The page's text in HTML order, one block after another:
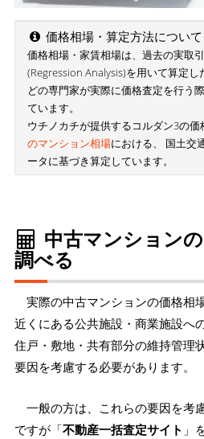
価格相場・算定方法について
価格相場・家賃相場は、過去の実取
(Regression Analysis)を用いて算定
どの専門家が実際に価格査定を行う
ています。
ウチノカチが提供するコルダン3の
のマンション相場における、 国土交
ータに基づき算定しています。
中古マンション
調べる
実際の中古マンションの価格相
近くにある公共施設・商業施設へ
住戸・敷地・共有部分の維持管理
要因を考慮する必要があります。
一般の方は、これらの要因を考
ですが「不動産一括査定サイト 」